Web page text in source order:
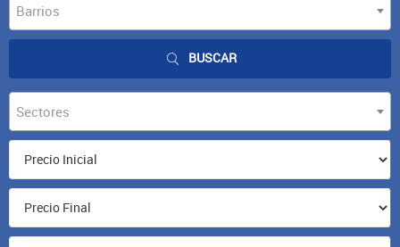
Barrios
BUSCAR
Sectores